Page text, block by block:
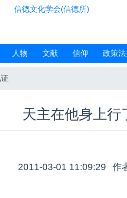
信德文化学会(信德所)
人物 文献 信仰 政策
天主在他身上行
2011-03-01 11:09:29 作